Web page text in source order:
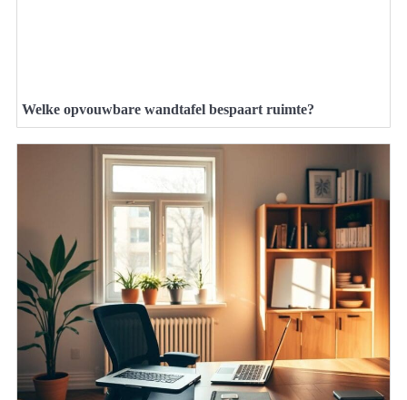
Welke opvouwbare wandtafel bespaart ruimte?